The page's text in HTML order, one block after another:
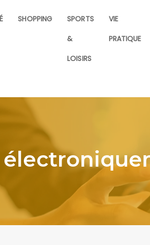
SHOPPING
SPORTS
&
LOISIRS
VIE
PRATIQUE